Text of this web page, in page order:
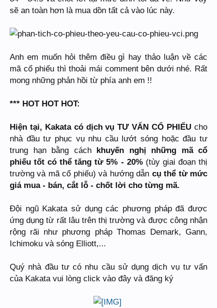
sẽ an toàn hơn là mua dồn tất cả vào lúc này.
Anh em muốn hỏi thêm điều gì hay thảo luận về các
mã cổ phiếu thì thoải mái comment bên dưới nhé. Rất
mong những phản hồi từ phía anh em !!
*** HOT HOT HOT:
Hiện tại, Kakata có dịch vụ TƯ VẤN CỔ PHIẾU cho
nhà đầu tư phục vụ nhu cầu lướt sóng hoặc đầu tư
trung hạn bằng cáchkhuyến nghị những mã cổ
phiếu tốt có thể tăng từ 5% - 20%(tùy giai đoạn thị
trường và mã cổ phiếu) và hướng dẫn cụ thể từ mức
giá mua - bán, cắt lỗ - chốt lời cho từng mã.
Đội ngũ Kakata sử dụng các phương pháp đã được
ứng dụng từ rất lâu trên thị trường và được công nhận
rộng rãi như phương pháp Thomas Demark, Gann,
Ichimoku và sóng Elliott,...
Quý nhà đầu tư có nhu cầu sử dụng dịch vụ tư vấn
của Kakata vui lòng click vào đây và đăng ký